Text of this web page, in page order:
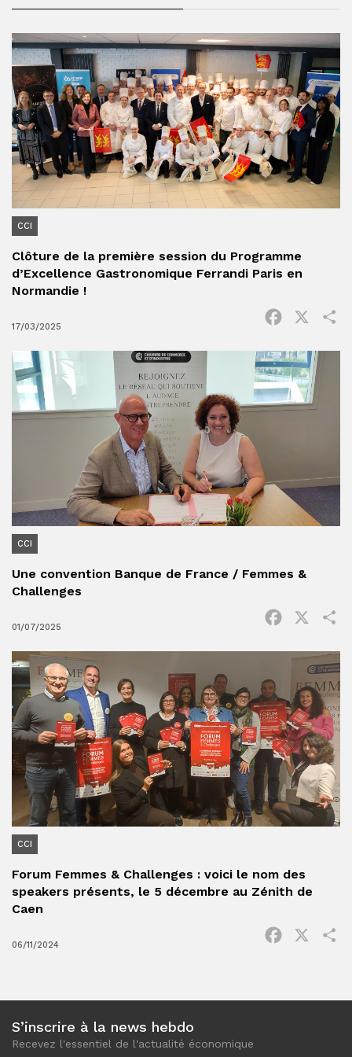
CCI
Clôture de la première session du Programme
d’Excellence Gastronomique Ferrandi Paris en
Normandie !
17/03/2025
Facebook
CCI
Une convention Banque de France / Femmes &
Challenges
01/07/2025
Facebook
CCI
Forum Femmes & Challenges : voici le nom des
speakers présents, le 5 décembre au Zénith de
Caen
06/11/2024
Facebook
S’inscrire à la news hebdo
Recevez l'essentiel de l'actualité économique